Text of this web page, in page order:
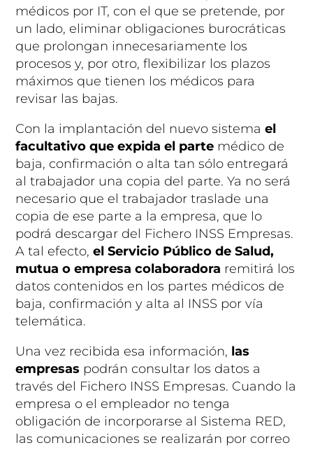
médicos por IT, con el que se pretende, por
un lado, eliminar obligaciones burocráticas
que prolongan innecesariamente los
procesos y, por otro, flexibilizar los plazos
máximos que tienen los médicos para
revisar las bajas.
Con la implantación del nuevo sistemael
facultativo que expida el parte médico de
baja, confirmación o alta tan sólo entregará
al trabajador una copia del parte. Ya no será
necesario que el trabajador traslade una
copia de ese parte a la empresa, que lo
podrá descargar del Fichero INSS Empresas.
A tal efecto,el Servicio Público de Salud,
mutua o empresa colaboradora remitirá los
datos contenidos en los partes médicos de
baja, confirmación y alta al INSS por vía
telemática.
Una vez recibida esa información, las
empresas podrán consultar los datos a
través del Fichero INSS Empresas. Cuando la
empresa o el empleador no tenga
obligación de incorporarse al Sistema RED,
las comunicaciones se realizarán por correo